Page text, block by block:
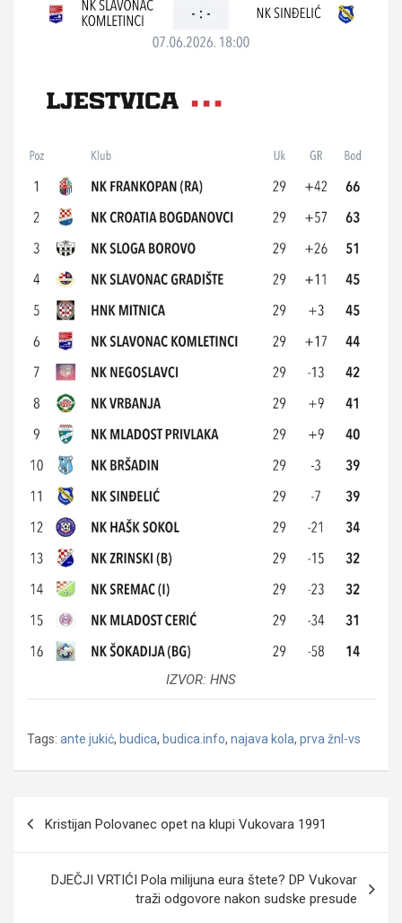
IZVOR: HNS
Tags: ante jukić, budica, budica.info, najava kola, prva žnl-vs
objava
Kristijan Polovanec opet na klupi Vukovara 1991
DJEČJI VRTIĆI Pola milijuna eura štete? DP Vukovar
traži odgovore nakon sudske presude